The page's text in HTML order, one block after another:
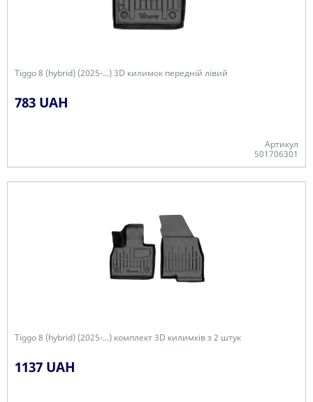
Tiggo 8 (hybrid) (2025-...) 3D килимок передній лівий
783 UAH
Артикул
501706301
Tiggo 8 (hybrid) (2025-...) комплект 3D килимків з 2 штук
1137 UAH